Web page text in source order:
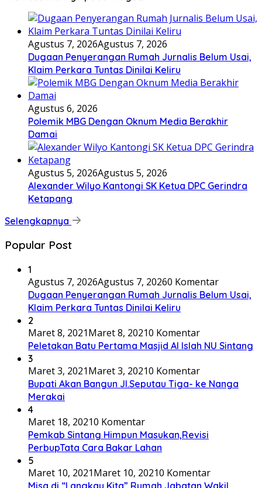
Agustus 7, 2026Agustus 7, 2026
Dugaan Penyerangan Rumah Jurnalis Belum Usai,
Klaim Perkara Tuntas Dinilai Keliru
Agustus 6, 2026
Polemik MBG Dengan Oknum Media Berakhir
Damai
Agustus 5, 2026Agustus 5, 2026
Alexander Wilyo Kantongi SK Ketua DPC Gerindra
Ketapang
Selengkapnya
Popular Post
1
Agustus 7, 2026Agustus 7, 20260 Komentar
Dugaan Penyerangan Rumah Jurnalis Belum Usai,
Klaim Perkara Tuntas Dinilai Keliru
2
Maret 8, 2021Maret 8, 20210 Komentar
Peletakan Batu Pertama Masjid Al Islah NU Sintang
3
Maret 3, 2021Maret 3, 20210 Komentar
Bupati Akan Bangun Jl.Seputau Tiga- ke Nanga
Merakai
4
Maret 18, 20210 Komentar
Pemkab Sintang Himpun Masukan,Revisi
PerbupTata Cara Bakar Lahan
5
Maret 10, 2021Maret 10, 20210 Komentar